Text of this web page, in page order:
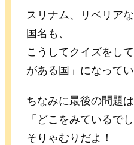
スリナム、リベリア
国名も、
こうしてクイズをし
がある国」になって
ちなみに最後の問題は
「どこをみているで
そりゃむりだよ！